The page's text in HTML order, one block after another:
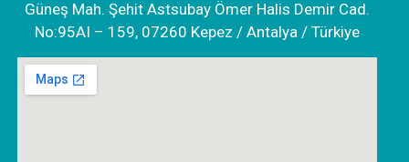
Güneş Mah. Şehit Astsubay Ömer Halis Demir Cad.
No:95AI – 159, 07260 Kepez / Antalya / Türkiye